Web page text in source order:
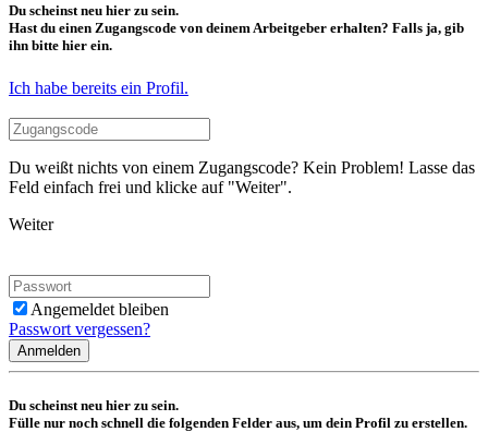
Du scheinst neu hier zu sein.
Hast du einen Zugangscode von deinem Arbeitgeber erhalten? Falls ja, gib
ihn bitte hier ein.
Ich habe bereits ein Profil.
Du weißt nichts von einem Zugangscode? Kein Problem! Lasse das
Feld einfach frei und klicke auf "Weiter".
Weiter
Angemeldet bleiben
Passwort vergessen?
Anmelden
Du scheinst neu hier zu sein.
Fülle nur noch schnell die folgenden Felder aus, um dein Profil zu erstellen.